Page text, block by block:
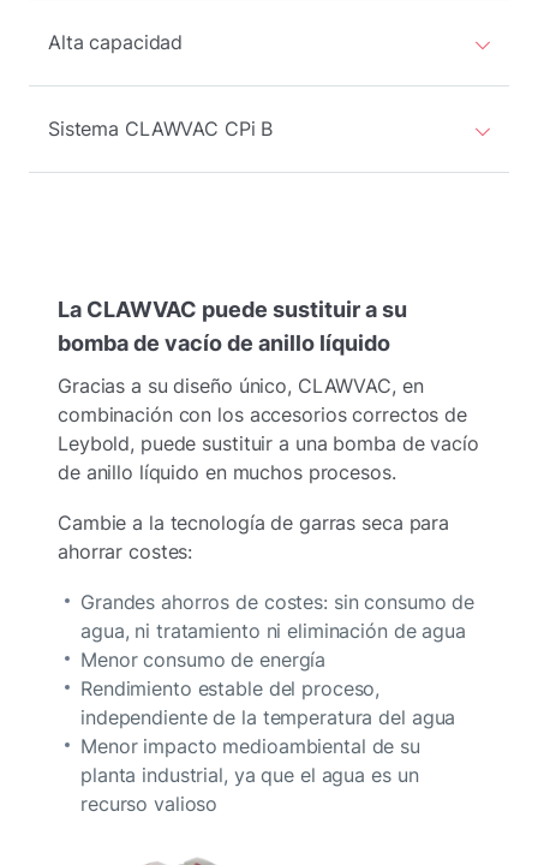
Alta capacidad
Sistema CLAWVAC CPi B
La CLAWVAC puede sustituir a su
bomba de vacío de anillo líquido
Gracias a su diseño único, CLAWVAC, en
combinación con los accesorios correctos de
Leybold, puede sustituir a una bomba de vacío
de anillo líquido en muchos procesos.
Cambie a la tecnología de garras seca para
ahorrar costes:
Grandes ahorros de costes: sin consumo de
agua, ni tratamiento ni eliminación de agua
Menor consumo de energía
Rendimiento estable del proceso,
independiente de la temperatura del agua
Menor impacto medioambiental de su
planta industrial, ya que el agua es un
recurso valioso